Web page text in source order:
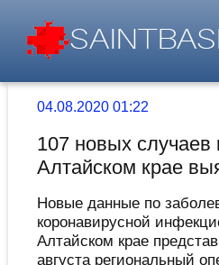
04.08.2020 01:22
107 новых случаев
Алтайском крае
Новые данные по
коронавирусной
Алтайском крае
августа региональный